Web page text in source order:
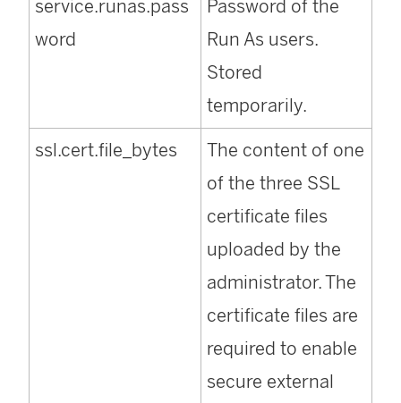
service.runas.pass
word
Password of the
Run As users.
Stored
temporarily.
ssl.cert.file_bytes
The content of one
of the three SSL
certificate files
uploaded by the
administrator. The
certificate files are
required to enable
secure external